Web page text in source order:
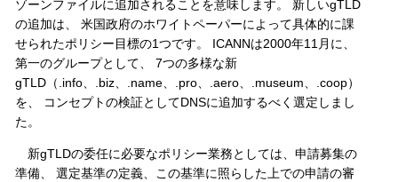
ゾーンファイルに追加されることを意味します。 新しいgTLD
の追加は、 米国政府のホワイトペーパーによって具体的に課
せられたポリシー目標の1つです。 ICANNは2000年11月に、
第一のグループとして、 7つの多様な新
gTLD（.info、.biz、.name、.pro、.aero、.museum、.coop）
を、 コンセプトの検証としてDNSに追加するべく選定しまし
た。
新gTLDの委任に必要なポリシー業務としては、申請募集の
準備、 選定基準の定義、この基準に照らした上での申請の審